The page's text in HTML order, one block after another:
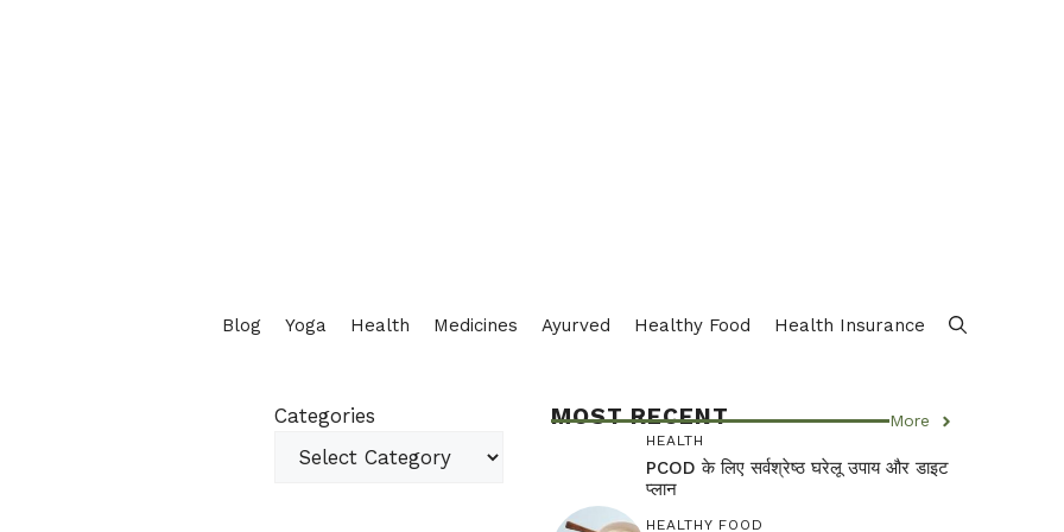
Blog Yoga Health Medicines Ayurved Healthy Food Health Insurance
Categories MOST RECENT More
HEALTH
PCOD के लिए सर्वश्रेष्ठ घरेलू उपाय और डाइट
प्लान
HEALTHY FOOD